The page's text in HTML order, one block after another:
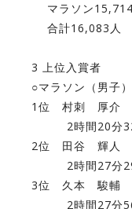
マラソン
合計16,083人
3 上位入賞者
○マラソン（男子）
1位 村刺 厚介 （
2時間20分
2位 田谷 輝人
2時間27分
3位 久本 駿輔
2時間27分